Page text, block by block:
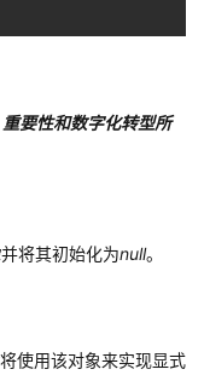
要性和数字化转型所
并将其初始化为null。
使用该对象来实现显式